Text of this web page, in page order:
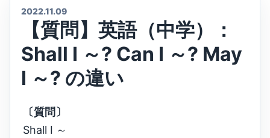
2022.11.09
【質問】英語（中学）：
Shall I ～? Can I ～? May
I ～? の違い
〔質問〕
Shall I ～